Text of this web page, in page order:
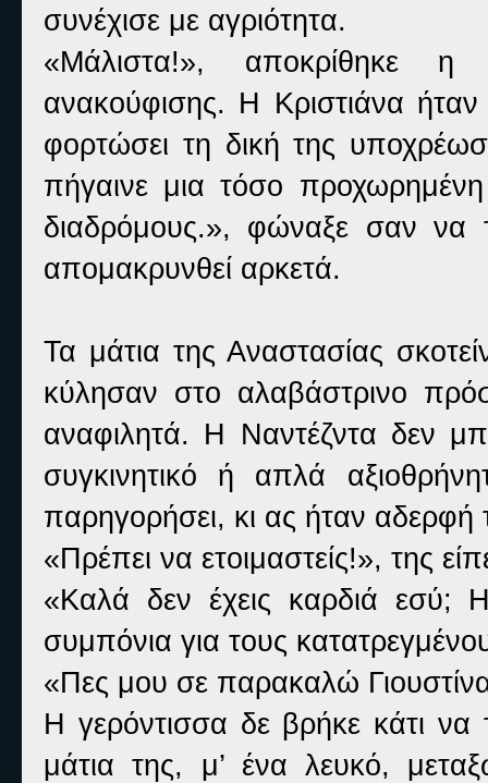
συνέχισε με αγριότητα.
«Μάλιστα!», αποκρίθηκε η
ανακούφισης. Η Κριστιάνα
φορτώσει τη δική της
πήγαινε μια τόσο
διαδρόμους.», φώναξε σαν να
απομακρυνθεί αρκετά.
Τα μάτια της Αναστασίας
κύλησαν στο αλαβάστρινο
αναφιλητά. Η Ναντέζντα δεν
συγκινητικό ή απλά
παρηγορήσει, κι ας ήταν αδερφή
«Πρέπει να ετοιμαστείς!», της
«Καλά δεν έχεις καρδιά εσύ;
συμπόνια για τους
«Πες μου σε παρακαλώ
Η γερόντισσα δε βρήκε κάτι
μάτια της, μ’ ένα λευκό,